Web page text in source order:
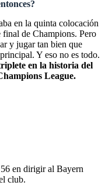
en la quinta colocación
final de Champions. Pero
y jugar tan bien que
Y eso no es todo.
en la historia del
League.
en dirigir al Bayern
club.